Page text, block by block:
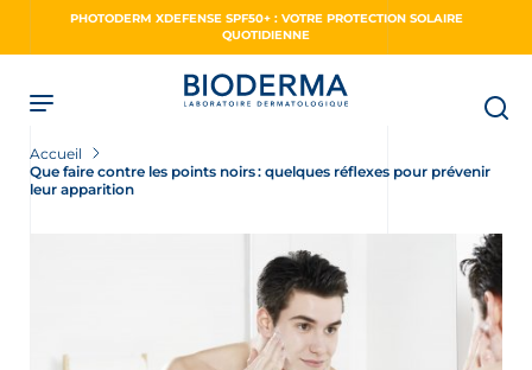
PHOTODERM XDEFENSE SPF50+ : VOTRE PROTECTION SOLAIRE
QUOTIDIENNE
Accueil
Que faire contre les points noirs : quelques réflexes pour prévenir
leur apparition